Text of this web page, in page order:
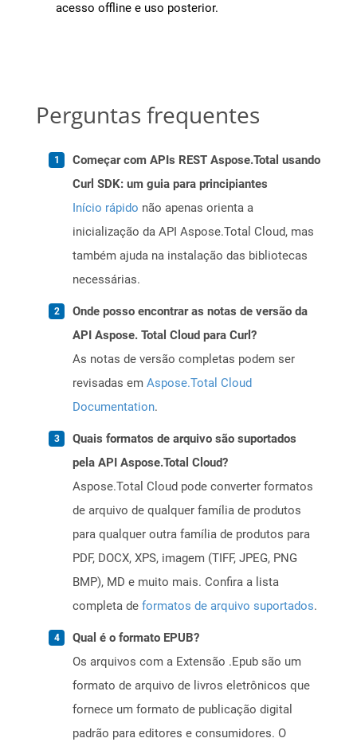
acesso offline e uso posterior.
Perguntas frequentes
Começar com APIs REST Aspose.Total usando
Curl SDK: um guia para principiantes
Início rápido não apenas orienta a
inicialização da API Aspose.Total Cloud, mas
também ajuda na instalação das bibliotecas
necessárias.
Onde posso encontrar as notas de versão da
API Aspose. Total Cloud para Curl?
As notas de versão completas podem ser
revisadas em Aspose.Total Cloud
Documentation.
Quais formatos de arquivo são suportados
pela API Aspose.Total Cloud?
Aspose.Total Cloud pode converter formatos
de arquivo de qualquer família de produtos
para qualquer outra família de produtos para
PDF, DOCX, XPS, imagem (TIFF, JPEG, PNG
BMP), MD e muito mais. Confira a lista
completa de formatos de arquivo suportados.
Qual é o formato EPUB?
Os arquivos com a Extensão .Epub são um
formato de arquivo de livros eletrônicos que
fornece um formato de publicação digital
padrão para editores e consumidores. O